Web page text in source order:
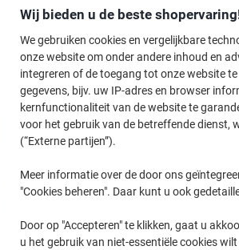
Wij bieden u de beste
We gebruiken cookies en vergelijkbare
onze website om onder andere inhoud en
integreren of de toegang tot onze website
gegevens, bijv. uw IP-adres en browser
kernfunctionaliteit van de website te
voor het gebruik van de betreffende dienst,
(“Externe partijen”).
Meer informatie over de door ons
"Cookies beheren". Daar kunt u ook
Door op "Accepteren" te klikken, gaat u
u het gebruik van niet-essentiële cookies